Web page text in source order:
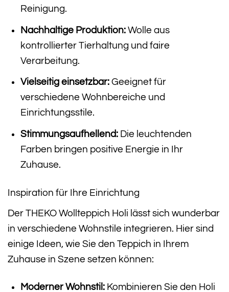
Reinigung.
Nachhaltige Produktion:Wolle aus
kontrollierter Tierhaltung und faire
Verarbeitung.
Vielseitig einsetzbar:Geeignet für
verschiedene Wohnbereiche und
Einrichtungsstile.
Stimmungsaufhellend:Die leuchtenden
Farben bringen positive Energie in Ihr
Zuhause.
Inspiration für Ihre Einrichtung
Der THEKO Wollteppich Holi lässt sich wunderbar
in verschiedene Wohnstile integrieren. Hier sind
einige Ideen, wie Sie den Teppich in Ihrem
Zuhause in Szene setzen können:
Moderner Wohnstil:Kombinieren Sie den Holi